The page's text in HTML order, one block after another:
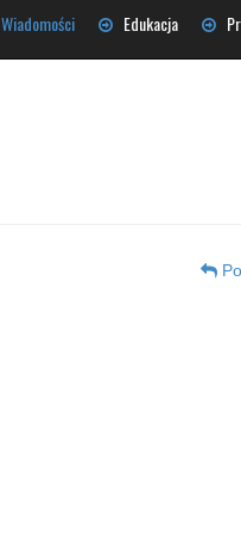
Wiadomości Edukacja